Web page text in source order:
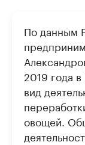
По данным
2019 года
вид
овощей.